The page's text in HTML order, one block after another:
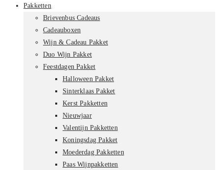
Pakketten
Brievenbus Cadeaus
Cadeauboxen
Wijn & Cadeau Pakket
Duo Wijn Pakket
Feestdagen Pakket
Halloween Pakket
Sinterklaas Pakket
Kerst Pakketten
Nieuwjaar
Valentijn Pakketten
Koningsdag Pakket
Moederdag Pakketten
Paas Wijnpakketten